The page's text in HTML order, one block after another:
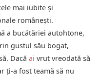
mai iubite și
românești.
a bucătăriei autohtone,
gustul său bogat,
Dacă ai vrut vreodată să
ți-a fost teamă să nu